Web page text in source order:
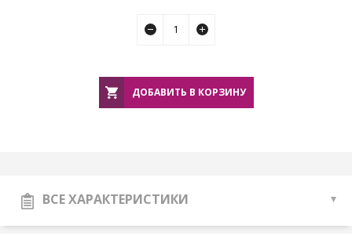
ДОБАВИТЬ В КОРЗИНУ
ВСЕ ХАРАКТЕРИСТИКИ